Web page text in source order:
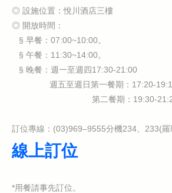
◎ 設施位置：悅川酒店三樓
◎ 開放時間：
§ 早餐：07:00~10:00。
§ 午餐：11:30~14:00。
§ 晚餐：週一至週四17:30-21:00
週五至週日第一餐期：17:20-
第二餐期：19:30-
訂位專線：(03)969–9555分機234、233(羅
線上訂位
*用餐請事先訂位。